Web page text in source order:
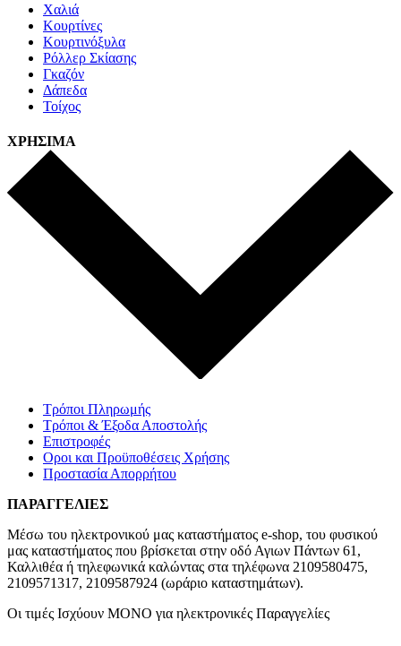
Χαλιά
Κουρτίνες
Κουρτινόξυλα
Ρόλλερ Σκίασης
Γκαζόν
Δάπεδα
Τοίχος
ΧΡΗΣΙΜΑ
Τρόποι Πληρωμής
Τρόποι & Έξοδα Αποστολής
Επιστροφές
Οροι και Προϋποθέσεις Χρήσης
Προστασία Απορρήτου
ΠΑΡΑΓΓΕΛΙΕΣ
Μέσω του ηλεκτρονικού μας καταστήματος e-shop, του φυσικού
μας καταστήματος που βρίσκεται στην οδό Αγιων Πάντων 61,
Καλλιθέα ή τηλεφωνικά καλώντας στα τηλέφωνα 2109580475,
2109571317, 2109587924 (ωράριο καταστημάτων).
Οι τιμές Ισχύουν ΜΟΝΟ για ηλεκτρονικές Παραγγελίες